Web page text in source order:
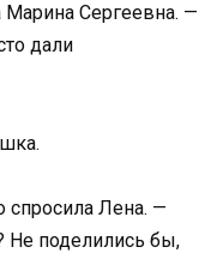
Сергеевна. —
дали
спросила Лена. —
поделились бы,